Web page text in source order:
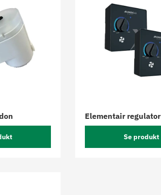
Elementair regulator
Se produkt